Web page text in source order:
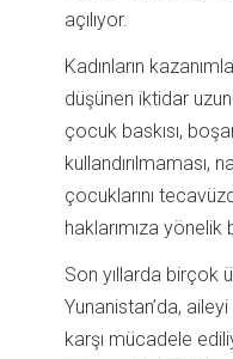
açılıyor.
Kadınların
düşünen iktidar
çocuk baskısı,
kullandırılmaması,
çocuklarını
haklarımıza yönelik
Son yıllarda birçok
Yunanistan’da,
karşı mücadele